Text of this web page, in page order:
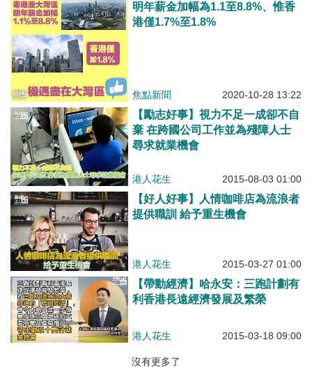
明年薪金加幅為1.1至8.8%、惟香
港僅1.7%至1.8%
焦點新聞 2020-10-28 13:22
【勵志好事】視力不足一成卻不自
棄 在跨國公司工作並為殘障人士
尋求就業機會
港人花生 2015-08-03 01:00
【好人好事】人情咖啡店為流浪者
提供職訓 給予重生機會
港人花生 2015-03-27 01:00
【帶動經濟】哈永安：三跑計劃有
利香港長遠經濟發展及繁榮
港人花生 2015-03-18 09:00
沒有更多了